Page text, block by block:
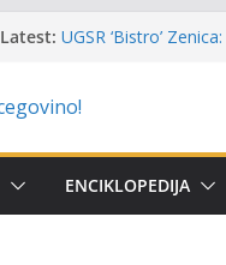
Latest: prikazuje stanje na
(Banlozi)
Poziv za učešće u
osobe sa invaliditetom
Održan 15.
ENCIKLOPEDIJA